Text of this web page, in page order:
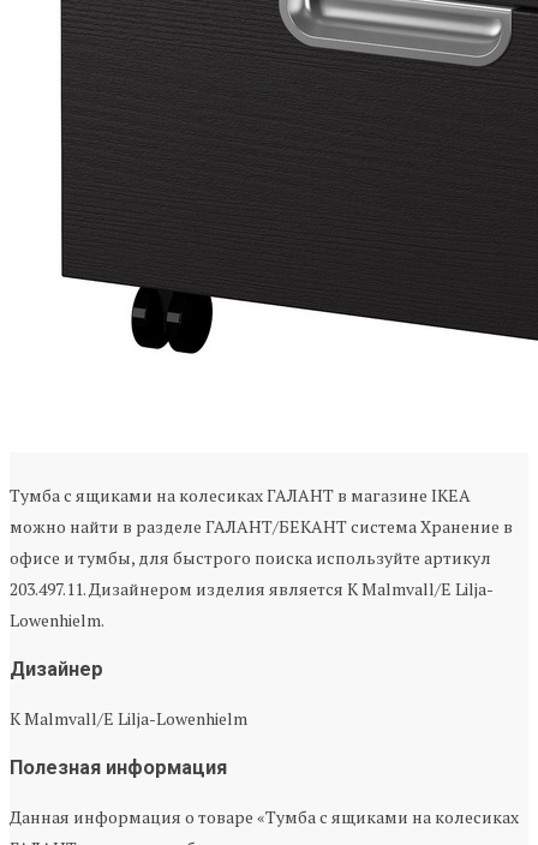
Тумба с ящиками на колесиках ГАЛАНТ в магазине IKEA
можно найти в разделе ГАЛАНТ/БЕКАНТ система Хранение в
офисе и тумбы, для быстрого поиска используйте артикул
203.497.11. Дизайнером изделия является K Malmvall/E Lilja-
Lowenhielm.
Дизайнер
K Malmvall/E Lilja-Lowenhielm
Полезная информация
Данная информация о товаре «Тумба с ящиками на колесиках